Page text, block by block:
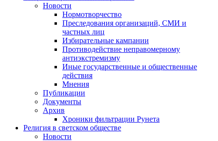
Новости
Нормотворчество
Преследования организаций, СМИ и
частных лиц
Избирательные кампании
Противодействие неправомерному
антиэкстремизму
Иные государственные и общественные
действия
Мнения
Публикации
Документы
Архив
Хроники фильтрации Рунета
Религия в светском обществе
Новости